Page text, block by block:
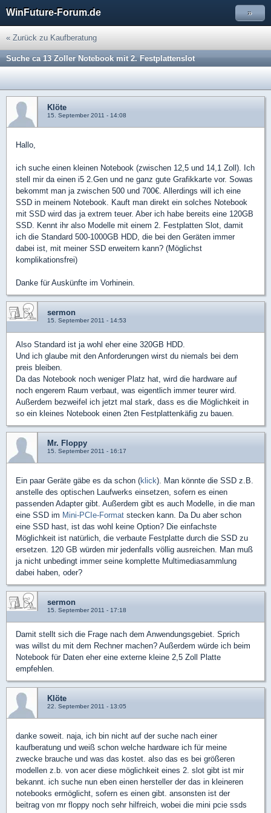
WinFuture-Forum.de »
« Zurück zu Kaufberatung
Suche ca 13 Zoller Notebook mit 2. Festplattenslot
Klöte
15. September 2011 - 14:08
Hallo,
ich suche einen kleinen Notebook (zwischen 12,5 und 14,1 Zoll). Ich
stell mir da einen i5 2.Gen und ne ganz gute Grafikkarte vor. Sowas
bekommt man ja zwischen 500 und 700€. Allerdings will ich eine
SSD in meinem Notebook. Kauft man direkt ein solches Notebook
mit SSD wird das ja extrem teuer. Aber ich habe bereits eine 120GB
SSD. Kennt ihr also Modelle mit einem 2. Festplatten Slot, damit
ich die Standard 500-1000GB HDD, die bei den Geräten immer
dabei ist, mit meiner SSD erweitern kann? (Möglichst
komplikationsfrei)
Danke für Auskünfte im Vorhinein.
sermon
15. September 2011 - 14:53
Also Standard ist ja wohl eher eine 320GB HDD.
Und ich glaube mit den Anforderungen wirst du niemals bei dem
preis bleiben.
Da das Notebook noch weniger Platz hat, wird die hardware auf
noch engerem Raum verbaut, was eigentlich immer teurer wird.
Außerdem bezweifel ich jetzt mal stark, dass es die Möglichkeit in
so ein kleines Notebook einen 2ten Festplattenkäfig zu bauen.
Mr. Floppy
15. September 2011 - 16:17
Ein paar Geräte gäbe es da schon (klick). Man könnte die SSD z.B.
anstelle des optischen Laufwerks einsetzen, sofern es einen
passenden Adapter gibt. Außerdem gibt es auch Modelle, in die man
eine SSD im Mini-PCIe-Format stecken kann. Da Du aber schon
eine SSD hast, ist das wohl keine Option? Die einfachste
Möglichkeit ist natürlich, die verbaute Festplatte durch die SSD zu
ersetzen. 120 GB würden mir jedenfalls völlig ausreichen. Man muß
ja nicht unbedingt immer seine komplette Multimediasammlung
dabei haben, oder?
sermon
15. September 2011 - 17:18
Damit stellt sich die Frage nach dem Anwendungsgebiet. Sprich
was willst du mit dem Rechner machen? Außerdem würde ich beim
Notebook für Daten eher eine externe kleine 2,5 Zoll Platte
empfehlen.
Klöte
22. September 2011 - 13:05
danke soweit. naja, ich bin nicht auf der suche nach einer
kaufberatung und weiß schon welche hardware ich für meine
zwecke brauche und was das kostet. also das es bei größeren
modellen z.b. von acer diese möglichkeit eines 2. slot gibt ist mir
bekannt. ich suche nun eben einen hersteller der das in kleineren
notebooks ermöglicht, sofern es einen gibt. ansonsten ist der
beitrag von mr floppy noch sehr hilfreich, wobei die mini pcie ssds